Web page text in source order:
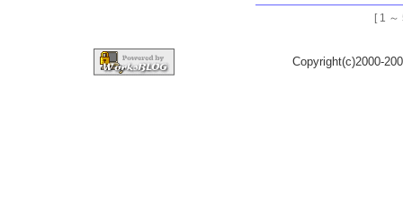
[ 1
Copyright(c)2000-